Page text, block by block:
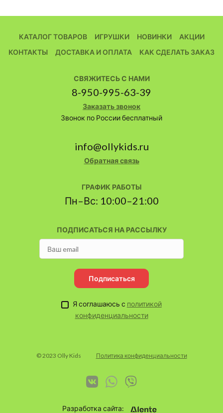
КАТАЛОГ ТОВАРОВ ИГРУШКИ НОВИНКИ
АКЦИИ
КОНТАКТЫ
ДОСТАВКА И ОПЛАТА КАК СДЕЛАТЬ ЗАКАЗ
ПОДПИСАТЬСЯ НА РАССЫЛКУ
Подписаться
Я соглашаюсь с политикой
конфиденциальности
СВЯЖИТЕСЬ С НАМИ
8-950-995-63-39
Заказать звонок
Звонок по России бесплатный
info@ollykids.ru
Обратная связь
ГРАФИК РАБОТЫ
Пн–Вс: 10:00–21:00
© 2023 Olly Kids Политика конфиденциальности
Разработка сайта: